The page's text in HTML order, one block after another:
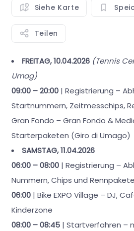
Siehe Karte
Teilen
FREITAG, 10.04.2026 (Tennis
Umag)
09:00 – 20:00| Registrierung –
Startnummern, Zeitmesschips,
Gran Fondo – Gran Fondo &
Starterpaketen (Giro di Umago)
SAMSTAG, 11.04.2026
06:00 – 08:00| Registrierung –
Nummern, Chips und
06:00| Bike EXPO Village – DJ,
Kinderzone
08:00 – 08:45| Startverfahren –